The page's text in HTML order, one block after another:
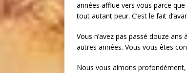
années afflue vers vous parce
tout autant peur. C’est le fait
Vous n’avez pas passé douze
autres années. Vous vous êtes
Nous vous aimons profondément,